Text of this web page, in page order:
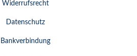
Widerrufsrecht
Datenschutz
Bankverbindung